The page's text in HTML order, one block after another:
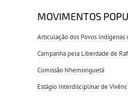
MOVIMENTOS
Articulação dos Povos Indígenas
Campanha pela Liberdade de
Comissão Nhemonguetá
Estágio Interdisciplinar de